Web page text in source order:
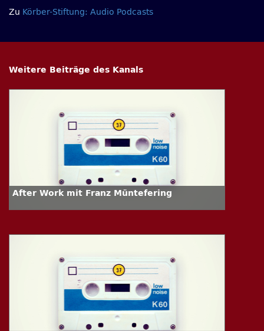
Zu Körber-Stiftung: Audio Podcasts
Weitere Beiträge des Kanals
After Work mit Franz Müntefering